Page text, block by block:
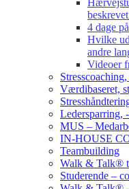
4 dage
Hvilke
andre
Videoer
Værdibaseret,
Ledersparring,
MUS –
IN-HOUSE
Teambuilding
Walk & Talk®
Studerende –